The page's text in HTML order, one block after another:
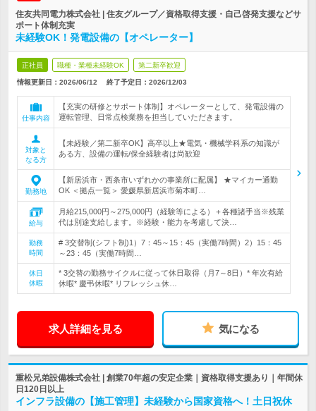
住友共同電力株式会社 | 住友グループ／資格取得支援・自己啓発支援などサ
ポート体制充実
未経験OK！発電設備の【オペレーター】
正社員 職種・業種未経験OK 第二新卒歓迎
情報更新日：2026/06/12 終了予定日： 2026/12/03
仕事内容
【充実の研修とサポート体制】オペレーターとして、発電設備の
運転管理、日常点検業務を担当していただきます。
対象と
なる方
【未経験／第二新卒OK】高卒以上★電気・機械学科系の知識が
ある方、設備の運転/保全経験者は尚歓迎
勤務地
【新居浜市・西条市いずれかの事業所に配属】 ★マイカー通勤
OK ＜拠点一覧＞ 愛媛県新居浜市菊本町…
給与
月給215,000円～275,000円（経験等による）＋各種諸手当※残業
代は別途支給します。※経験・能力を考慮して決…
勤務
時間
# 3交替制(シフト制)1）7：45～15：45（実働7時間）2）15：45
～23：45（実働7時間…
休日
休暇
* 3交替の勤務サイクルに従って休日取得（月7～8日）* 年次有給
休暇* 慶弔休暇* リフレッシュ休…
求人詳細を見る 気になる
重松兄弟設備株式会社 | 創業70年超の安定企業｜資格取得支援あり｜年間休
日120日以上
インフラ設備の【施工管理】未経験から国家資格へ！土日祝休